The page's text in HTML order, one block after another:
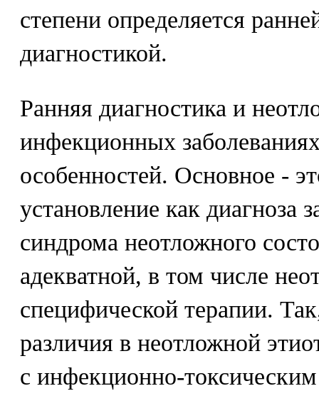
степени определяется
диагностикой.
Ранняя диагностика и
инфекционных
особенностей. Основное -
установление как диагноза
синдрома неотложного
адекватной, в том числе
специфической терапии.
различия в неотложной
с инфекционно-